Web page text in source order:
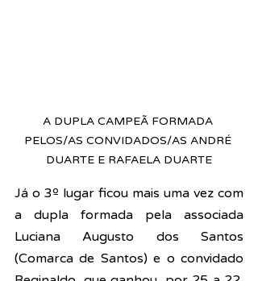
A DUPLA CAMPEÃ FORMADA
PELOS/AS CONVIDADOS/AS ANDRÉ
DUARTE E RAFAELA DUARTE
Já o 3º lugar ficou mais uma vez com
a dupla formada pela associada
Luciana Augusto dos Santos
(Comarca de Santos) e o convidado